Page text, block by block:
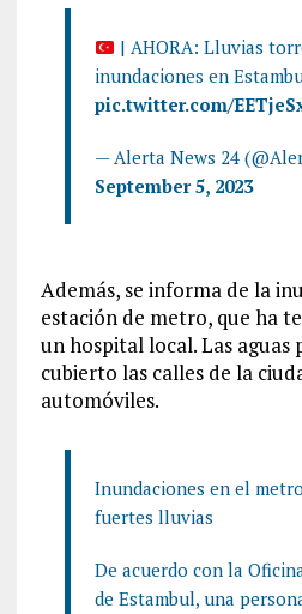
| AHORA: Lluvias
inundaciones en
pic.twitter.com/
— Alerta News 24
September 5, 2023
Además, se informa de la
estación de metro, que ha
un hospital local. Las aguas
cubierto las calles de la
automóviles.
Inundaciones en el
fuertes lluvias
De acuerdo con la
de Estambul, una